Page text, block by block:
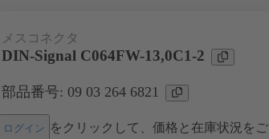
メスコネクタ
DIN-Signal C064FW-13,0C1-2
部品番号: 09 03 264 6821
ログイン をクリックして、価格と在庫状況をご